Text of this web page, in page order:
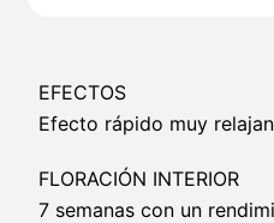
EFECTOS
Efecto rápido muy
FLORACIÓN INTERIOR
7 semanas con un